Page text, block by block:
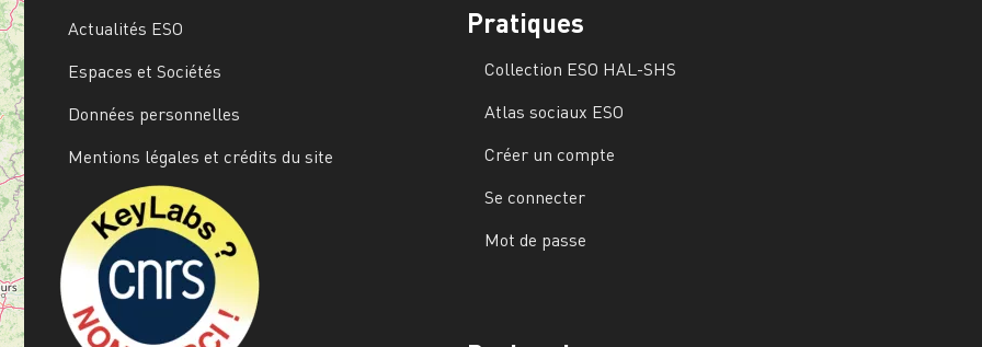
Actualités ESO
Espaces et Sociétés
Données personnelles
Mentions légales et crédits du site
Pratiques
Collection ESO HAL-SHS
Atlas sociaux ESO
Créer un compte
Se connecter
Mot de passe